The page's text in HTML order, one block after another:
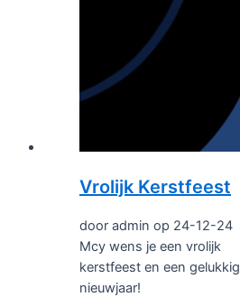
Vrolijk Kerstfeest
door admin op 24-12-24
Mcy wens je een vrolijk
kerstfeest en een gelukkig
nieuwjaar!